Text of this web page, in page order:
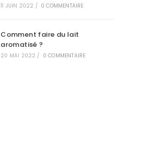
11 JUIN 2022 / 0 COMMENTAIRE
Comment faire du lait
aromatisé ?
20 MAI 2022 / 0 COMMENTAIRE